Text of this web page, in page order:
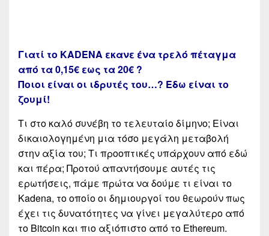
Γιατί το KADENA εκανε ένα τρελό πέταγμα
από τα 0,15€ εως τα 20€ ?
Ποιοι είναι οι ιδρυτές του…? Εδω είναι το
ζουμί!
Τι στο καλό συνέβη το τελευταίο δίμηνο; Είναι
δικαιολογημένη μια τόσο μεγάλη μεταβολή
στην αξία του; Τι προοπτικές υπάρχουν από εδώ
και πέρα; Προτού απαντήσουμε αυτές τις
ερωτήσεις, πάμε πρώτα να δούμε τι είναι το
Kadena, το οποίο οι δημιουργοί του θεωρούν πως
έχει τις δυνατότητες να γίνει μεγαλύτερο από
το Bitcoin και πιο αξιόπιστο από το Ethereum.